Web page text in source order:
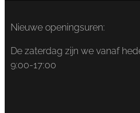
Nieuwe openingsuren:
De zaterdag zijn we vanaf
9:00-17:00